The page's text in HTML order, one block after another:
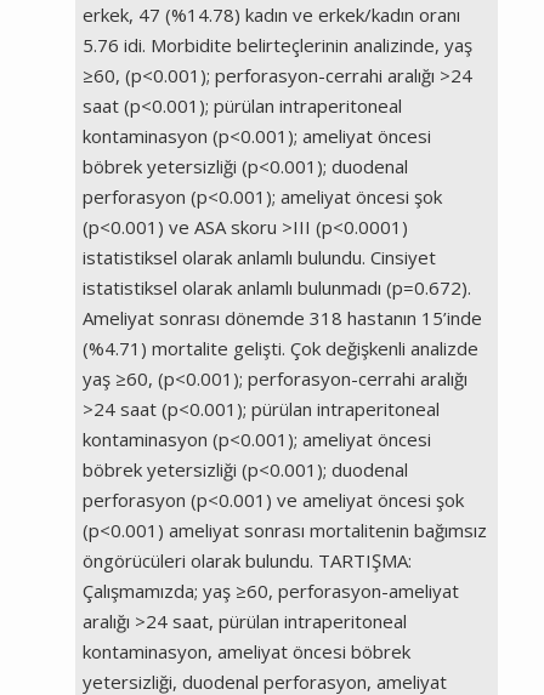
erkek, 47 (%14.78) kadın ve erkek/kadın oranı
5.76 idi. Morbidite belirteçlerinin analizinde, yaş
≥60, (p<0.001); perforasyon-cerrahi aralığı >24
saat (p<0.001); pürülan intraperitoneal
kontaminasyon (p<0.001); ameliyat öncesi
böbrek yetersizliği (p<0.001); duodenal
perforasyon (p<0.001); ameliyat öncesi şok
(p<0.001) ve ASA skoru >III (p<0.0001)
istatistiksel olarak anlamlı bulundu. Cinsiyet
istatistiksel olarak anlamlı bulunmadı (p=0.672).
Ameliyat sonrası dönemde 318 hastanın 15’inde
(%4.71) mortalite gelişti. Çok değişkenli analizde
yaş ≥60, (p<0.001); perforasyon-cerrahi aralığı
>24 saat (p<0.001); pürülan intraperitoneal
kontaminasyon (p<0.001); ameliyat öncesi
böbrek yetersizliği (p<0.001); duodenal
perforasyon (p<0.001) ve ameliyat öncesi şok
(p<0.001) ameliyat sonrası mortalitenin bağımsız
öngörücüleri olarak bulundu. TARTIŞMA:
Çalışmamızda; yaş ≥60, perforasyon-ameliyat
aralığı >24 saat, pürülan intraperitoneal
kontaminasyon, ameliyat öncesi böbrek
yetersizliği, duodenal perforasyon, ameliyat